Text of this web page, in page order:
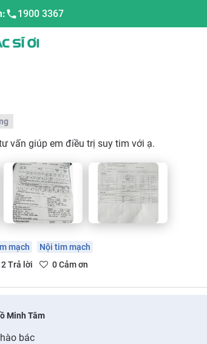
1900 3367
vấn giúp em điều trị suy tim với ạ.
mạch
Nội tim mạch
2Trả lời 0Cảm ơn
Minh Tâm
bác